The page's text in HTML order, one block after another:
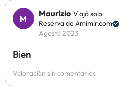
Maurizio Viajó solo
Reserva de Amimir.com
Agosto 2023
Bien
Valoración sin comentarios